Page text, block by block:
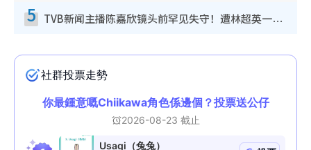
5 TVB新闻主播陈嘉欣镜头前罕见失守！遭林超英一句话突袭吓坏当场大笑